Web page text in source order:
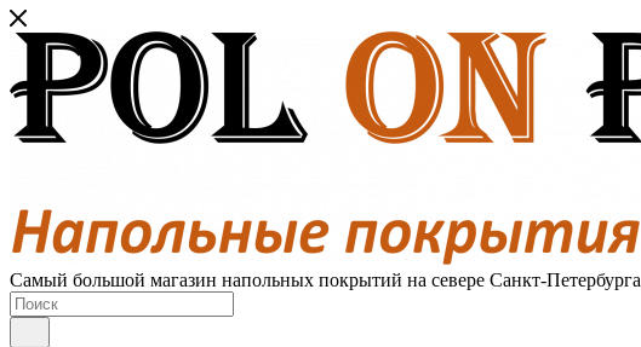
Самый большой магазин напольных покрытий на севере Санкт-Петербурга